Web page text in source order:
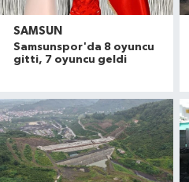
SAMSUN
Samsunspor'da 8 oyuncu
gitti, 7 oyuncu geldi